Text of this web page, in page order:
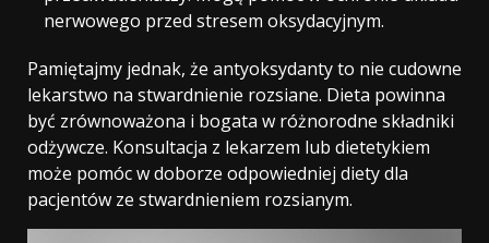
nerwowego przed stresem oksydacyjnym.
Pamiętajmy jednak, że antyoksydanty to nie cudowne
lekarstwo na stwardnienie rozsiane. Dieta powinna
być zrównoważona i bogata w różnorodne składniki
odżywcze. Konsultacja z lekarzem lub dietetykiem
może pomóc w doborze odpowiedniej diety dla
pacjentów ze stwardnieniem rozsianym.